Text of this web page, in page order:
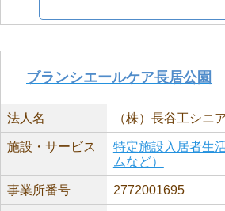
ブランシエールケア長居公園
法人名 （株）長谷工シニ
施設・サービス
特定施設入居者生
ムなど）
事業所番号 2772001695